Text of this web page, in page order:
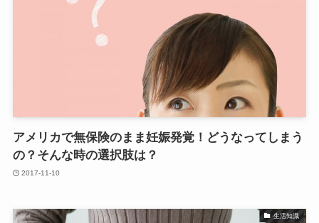
アメリカで無保険のまま妊娠発覚！どうなってしまう
の？そんな時の選択肢は？
2017-11-10
生活知識